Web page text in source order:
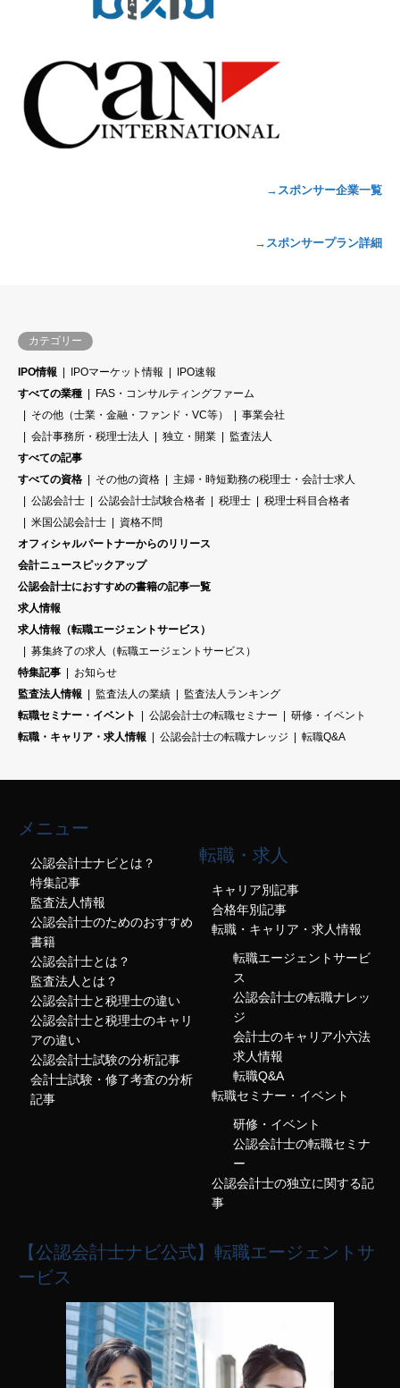
→スポンサー企業一覧
→スポンサープラン詳細
カテゴリー
IPO情報 IPOマーケット情報
IPO速報
すべての業種
FAS・コンサルティングファーム
その他（士業・金融・ファンド・VC等）
事業会社
会計事務所・税理士法人
独立・開業
監査法人
すべての記事
すべての資格
その他の資格
主婦・時短勤務の税理士・会計士求人
公認会計士
公認会計士試験合格者 税理士
税理士科目合格者
米国公認会計士
資格不問
オフィシャルパートナーからのリリース
会計ニュースピックアップ
公認会計士におすすめの書籍の記事一覧
求人情報
求人情報（転職エージェントサービス）
募集終了の求人（転職エージェントサービス）
特集記事
お知らせ
監査法人情報
監査法人の業績
監査法人ランキング
転職セミナー・イベント
公認会計士の転職セミナー
研修・イベント
転職・キャリア・求人情報
公認会計士の転職ナレッジ 転職Q&A
メニュー
公認会計士ナビとは？
特集記事
監査法人情報
公認会計士のためのおすすめ
書籍
公認会計士とは？
監査法人とは？
公認会計士と税理士の違い
公認会計士と税理士のキャリ
アの違い
公認会計士試験の分析記事
会計士試験・修了考査の分析
記事
転職・求人
キャリア別記事
合格年別記事
転職・キャリア・求人情報
転職エージェントサービ
ス
公認会計士の転職ナレッ
ジ
会計士のキャリア小六法
求人情報
転職Q&A
転職セミナー・イベント
研修・イベント
公認会計士の転職セミナ
ー
公認会計士の独立に関する記
事
【公認会計士ナビ公式】転職エージェントサ
ービス